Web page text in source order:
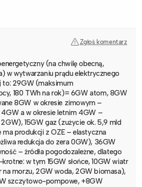
Zgłoś komentarz
(na chwilę obecną,
w wytwarzaniu prądu elektrycznego
to: 29GW (maksimum
180 TWh na rok)= 6GW atom, 8GW
8GW w okresie zimowym –
a w okresie letnim 4GW –
15GW gaz (zużycie ok. 5,9 mld
ma produkcji z OZE – elastyczna
redukcja do zera 0GW), 36GW
– źródła pogodozależne, dlatego
w tym 15GW słońce, 10GW wiatr
na morzu, 2GW woda, 2GW biomasa),
szczytowo-pompowe, +8GW